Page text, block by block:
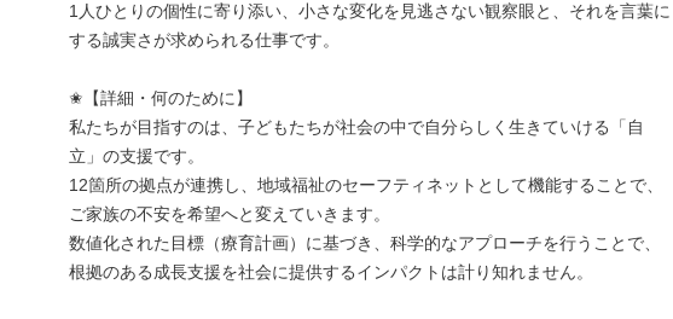
1人ひとりの個性に寄り添い、小さな変化を見逃さない観察眼と、それを言葉に
する誠実さが求められる仕事です。
✬【詳細・何のために】
私たちが目指すのは、子どもたちが社会の中で自分らしく生きていける「自
立」の支援です。
12箇所の拠点が連携し、地域福祉のセーフティネットとして機能することで、
ご家族の不安を希望へと変えていきます。
数値化された目標（療育計画）に基づき、科学的なアプローチを行うことで、
根拠のある成長支援を社会に提供するインパクトは計り知れません。